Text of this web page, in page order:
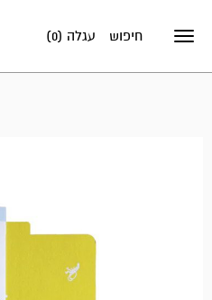
Toggle
עגלה (0) חיפוש